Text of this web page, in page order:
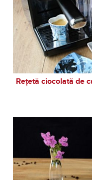
Rețetă ciocolată de